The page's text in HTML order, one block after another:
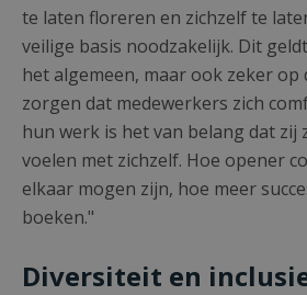
te laten floreren en zichzelf te
veilige basis noodzakelijk. Dit
het algemeen, maar ook zeker op
zorgen dat medewerkers zich
hun werk is het van belang dat zij
voelen met zichzelf. Hoe opener
elkaar mogen zijn, hoe meer
boeken."
Diversiteit en